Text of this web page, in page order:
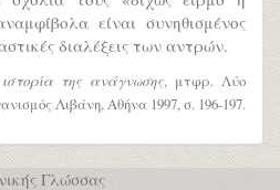
είναι συνηθισμένος
διαλέξεις των αντρών.
της ανάγνωσης, μτφρ. Λύο
Λιβάνη, Αθήνα 1997, σ. 196-197.
Γλώσσας